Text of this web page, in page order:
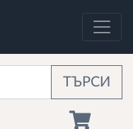
ТЪРСИ